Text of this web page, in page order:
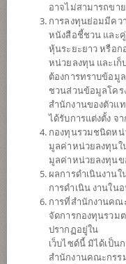
กองทุนเปิดไทย
Global
อาจไม่สามารถขา
การลงทุนย่อมมีคว
หนังสือชี้ชวน และ
หุ้นระยะยาว หรือก
หน่วยลงทุน และเก็
ต้องการทราบข้อมู
ชวนส่วนข้อมูลโคร
สำนักงานของตัว
ได้รับการแต่งตั้ง จ
กองทุนรวมชนิดห
มูลค่าหน่วยลงทุน
มูลค่าหน่วยลงทุน
ผลการดำเนินงาน
การดำเนิน งานใน
การที่สำนักงานคณ
จัดการกองทุนรวม
ปรากฏอยู่ใน
เว็บไซด์นี้ มิได้เป็น
สำนักงานคณะกรร